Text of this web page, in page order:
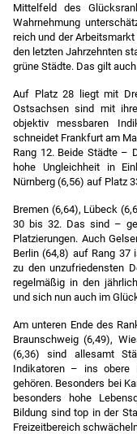
Mittelfeld des
Wahrnehmung
reich und der
den letzten Jahrzehnten
grüne Städte. Das gilt
Auf Platz 28 liegt mit
Ostsachsen sind mit
objektiv messbaren
schneidet Frankfurt am
Rang 12. Beide Städte –
hohe Ungleichheit in
Nürnberg (6,56) auf Platz
Bremen (6,64), Lübeck
30 bis 32. Das sind –
Platzierungen. Auch
Berlin (64,8) auf Rang 37
zu den unzufriedensten
regelmäßig in den
und sich nun auch im
Am unteren Ende des
Braunschweig (6,49),
(6,36) sind allesamt
Indikatoren – ins obere
gehören. Besonders bei
besonders hohe
Bildung sind top in der
Freizeitbereich